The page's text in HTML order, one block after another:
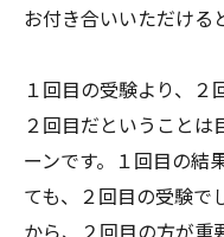
お付き合いいただける
１回目の受験より、
２回目だということ
ーンです。１回目の結
ても、２回目の受験で
から、２回目の方が重